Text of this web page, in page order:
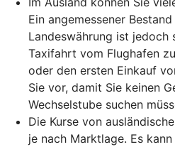
Ein angemessener
Landeswährung ist jedoch
Taxifahrt vom Flughafen
oder den ersten Einkauf
Sie vor, damit Sie keinen
Wechselstube suchen
Die Kurse von
je nach Marktlage. Es